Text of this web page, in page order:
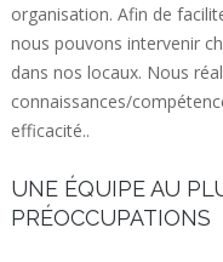
organisation. Afin de
nous pouvons intervenir
dans nos locaux. Nous
connaissances/
efficacité..
UNE ÉQUIPE AU
PRÉOCCUPATIONS